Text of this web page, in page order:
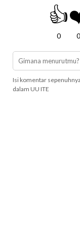
👍
0 0
Isi komentar
dalam UU ITE